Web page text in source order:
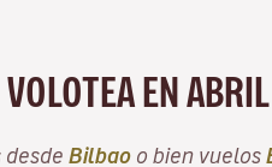
EN
desde Bilbao o bien vuelos